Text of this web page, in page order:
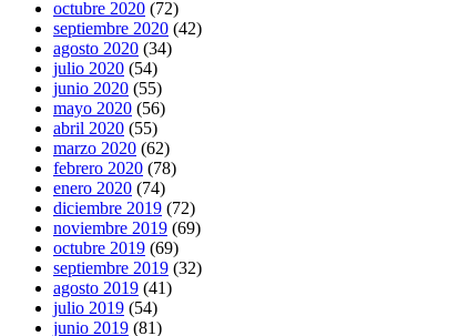
octubre 2020 (72)
septiembre 2020 (42)
agosto 2020 (34)
julio 2020 (54)
junio 2020 (55)
mayo 2020 (56)
abril 2020 (55)
marzo 2020 (62)
febrero 2020 (78)
enero 2020 (74)
diciembre 2019 (72)
noviembre 2019 (69)
octubre 2019 (69)
septiembre 2019 (32)
agosto 2019 (41)
julio 2019 (54)
junio 2019 (81)